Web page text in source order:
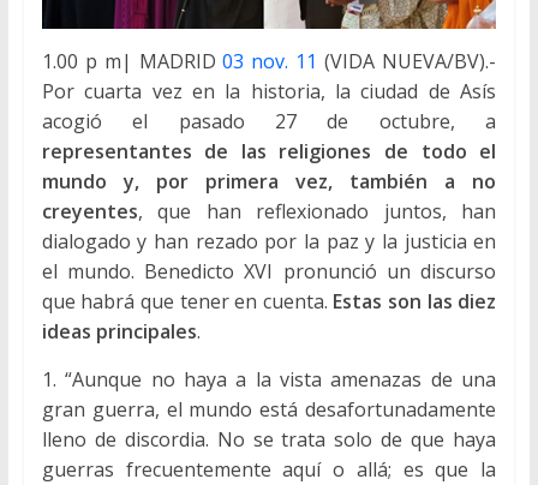
1.00 p m| MADRID03 nov. 11 (VIDA NUEVA/BV).-
Por cuarta vez en la historia, la ciudad de Asís
acogió el pasado 27 de octubre, a
representantes de las religiones de todo el
mundo y, por primera vez, también a no
creyentes, que han reflexionado juntos, han
dialogado y han rezado por la paz y la justicia en
el mundo. Benedicto XVI pronunció un discurso
que habrá que tener en cuenta. Estas son las diez
ideas principales.
1. “Aunque no haya a la vista amenazas de una
gran guerra, el mundo está desafortunadamente
lleno de discordia. No se trata solo de que haya
guerras frecuentemente aquí o allá; es que la